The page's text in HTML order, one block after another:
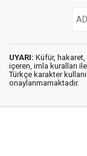
UYARI: Küfür,
içeren, imla kuralları
Türkçe karakter
onaylanmamaktadır.